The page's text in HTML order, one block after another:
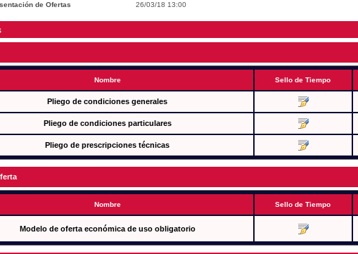
de Ofertas
26/03/18 13:00
Nombre Sello de Tiempo
Pliego de condiciones generales
Pliego de condiciones particulares
Pliego de prescripciones técnicas
Nombre Sello de Tiempo
Modelo de oferta económica de uso obligatorio